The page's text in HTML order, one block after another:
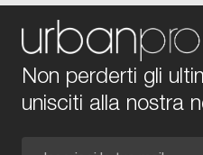
Non perderti gli
unisciti alla nostra